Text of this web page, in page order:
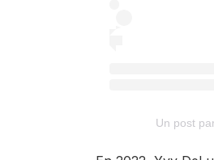
Un post